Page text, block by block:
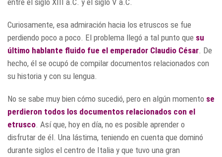
Curiosamente, esa admiración hacia los etruscos se fue
perdiendo poco a poco. El problema llegó a tal punto que su
último hablante fluido fue el emperador Claudio César . De
hecho, él se ocupó de compilar documentos relacionados con
su historia y con su lengua.
No se sabe muy bien cómo sucedió, pero en algún momento se
perdieron todos los documentos relacionados con el
etrusco . Así que, hoy en día, no es posible aprender o
disfrutar de él. Una lástima, teniendo en cuenta que dominó
durante siglos el centro de Italia y que tuvo una gran